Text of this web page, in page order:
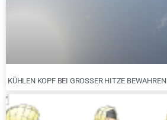
KÜHLEN KOPF BEI GROSSER HITZE BEWAHREN